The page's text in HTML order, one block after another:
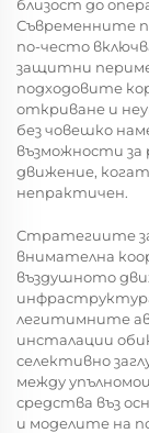
близост до
Съвременните
по-често
защитни
подходовите
откриване и
без човешко
възможности за
движение,
непрактичен.
Стратегиите
внимателна
въздушното
легитимните
инсталации
селективно
между
средства въз
и моделите на